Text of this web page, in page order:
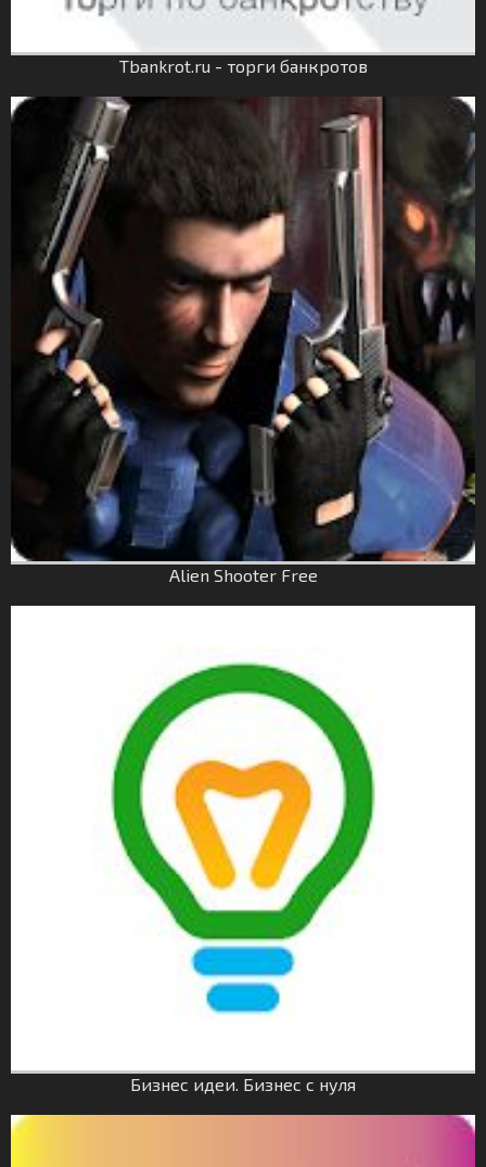
Tbankrot.ru - торги банкротов
Alien Shooter Free
Бизнес идеи. Бизнес с нуля